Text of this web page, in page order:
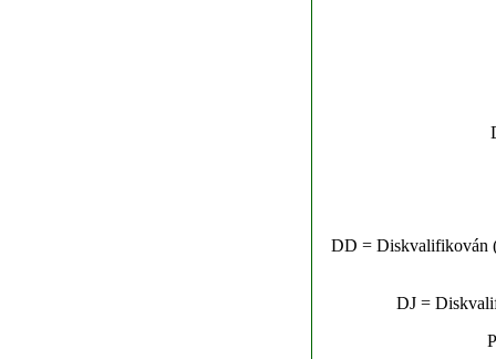
DD = Diskvalifikován
DJ =